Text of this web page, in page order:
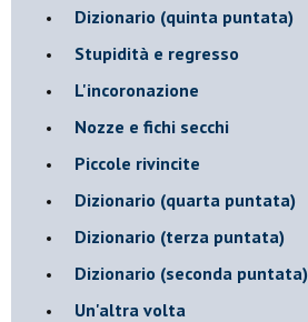
Dizionario (quinta puntata)
Stupidità e regresso
L'incoronazione
Nozze e fichi secchi
Piccole rivincite
​Dizionario (quarta puntata)
​Dizionario (terza puntata)
​Dizionario (seconda puntata)
Un'altra volta